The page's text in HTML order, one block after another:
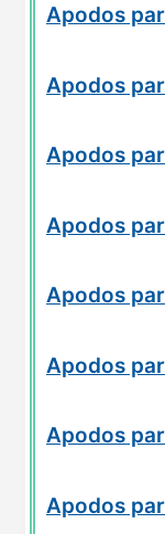
Apodos
Apodos
Apodos
Apodos
Apodos
Apodos
Apodos
Apodos